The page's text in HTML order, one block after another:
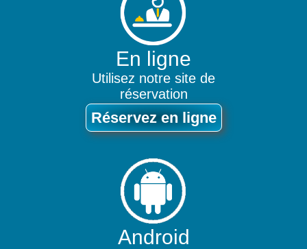
En ligne
Utilisez notre site de
réservation
Réservez en ligne
Android